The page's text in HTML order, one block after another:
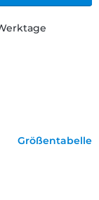
Größentabelle